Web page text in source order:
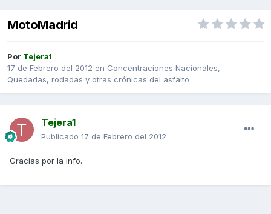
MotoMadrid
Por Tejera1
17 de Febrero del 2012 en Concentraciones Nacionales,
Quedadas, rodadas y otras crónicas del asfalto
Tejera1
Publicado 17 de Febrero del 2012
Gracias por la info.